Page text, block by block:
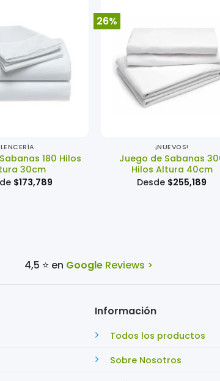
LENCERÍA
180 Hilos
30cm
$173,789
26%
¡NUEVOS!
Juego de Sabanas
Hilos Altura 40cm
Desde $255,189
4,5 ⭐ en GoogleReviews >
Información
Todos los productos
Sobre Nosotros